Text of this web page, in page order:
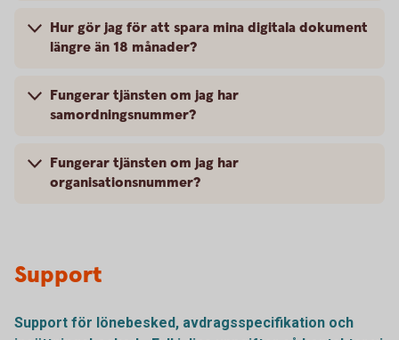
Hur gör jag för att spara mina digitala dokument
längre än 18 månader?
Fungerar tjänsten om jag har
samordningsnummer?
Fungerar tjänsten om jag har
organisationsnummer?
Support
Support för lönebesked, avdragsspecifikation och